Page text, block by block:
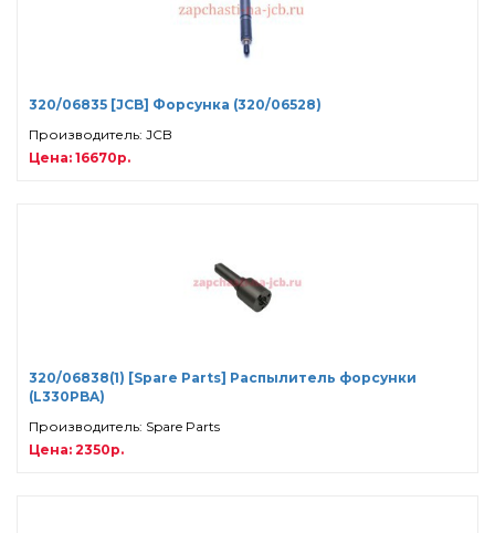
320/06835 [JCB] Форсунка (320/06528)
Производитель: JCB
Цена: 16670р.
320/06838(1) [Spare Parts] Распылитель форсунки
(L330PBA)
Производитель: Spare Parts
Цена: 2350р.